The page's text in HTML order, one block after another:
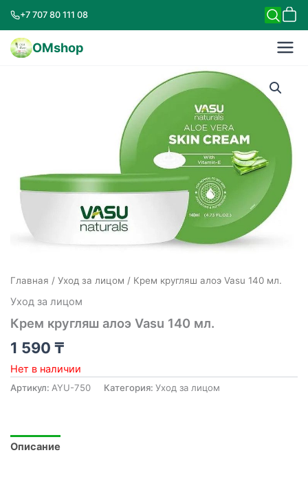
+7 707 80 111 08
OMshop
Главная / Уход за лицом / Крем кругляш алоэ Vasu 140 мл.
Уход за лицом
Крем кругляш алоэ Vasu 140 мл.
1 590 ₸
Нет в наличии
Артикул: AYU-750 Категория: Уход за лицом
Описание